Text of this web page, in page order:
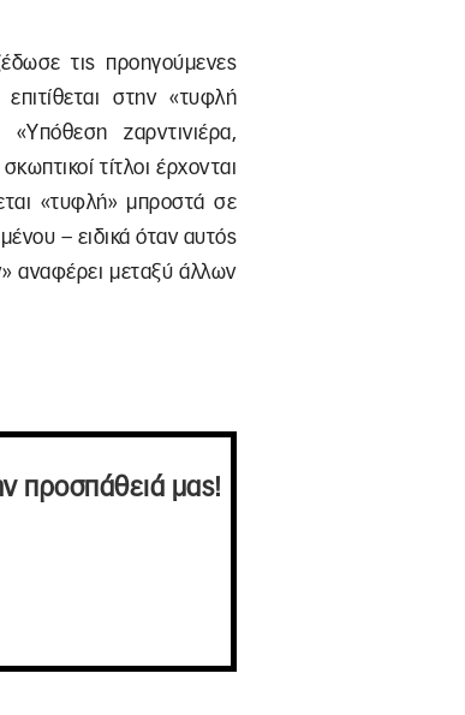
τις προηγούμενες
στην «τυφλή
ζαρντινιέρα,
τίτλοι έρχονται
«τυφλή» μπροστά σε
– ειδικά όταν αυτός
αναφέρει μεταξύ άλλων
προσπάθειά μας!